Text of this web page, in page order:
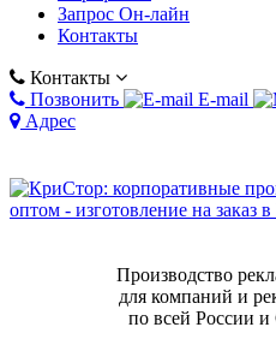
Запрос Он-лайн
Контакты
Контакты
Позвонить
E-mail
Адрес
Производство
для компаний и
по всей России